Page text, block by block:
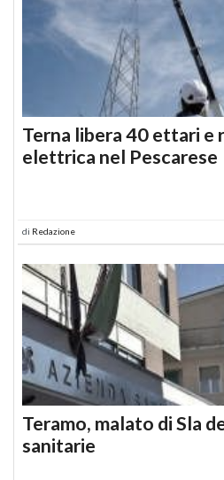
Terna libera 40 ettari e
elettrica nel Pescarese
di Redazione
Teramo, malato di Sla
sanitarie